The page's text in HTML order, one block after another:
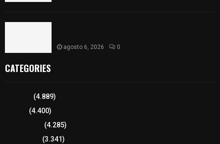
agosto 6, 2026 0
CATEGORIES
(4.889)
(4.400)
(4.285)
(3.341)